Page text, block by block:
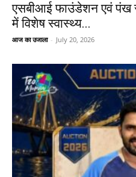
एसबीआई फाउंडेशन एवं पंख
में विशेष स्वास्थ्य...
आज का उजाला - July 20, 2026